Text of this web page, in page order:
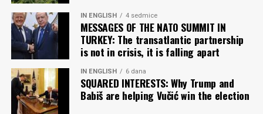
IN ENGLISH 4 sedmice
MESSAGES OF THE NATO SUMMIT IN
TURKEY: The transatlantic partnership
is not in crisis, it is falling apart
IN ENGLISH 6 dana
SQUARED INTERESTS: Why Trump and
Babiš are helping Vučić win the election